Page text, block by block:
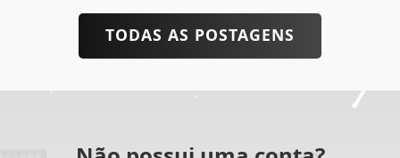
TODAS AS POSTAGENS